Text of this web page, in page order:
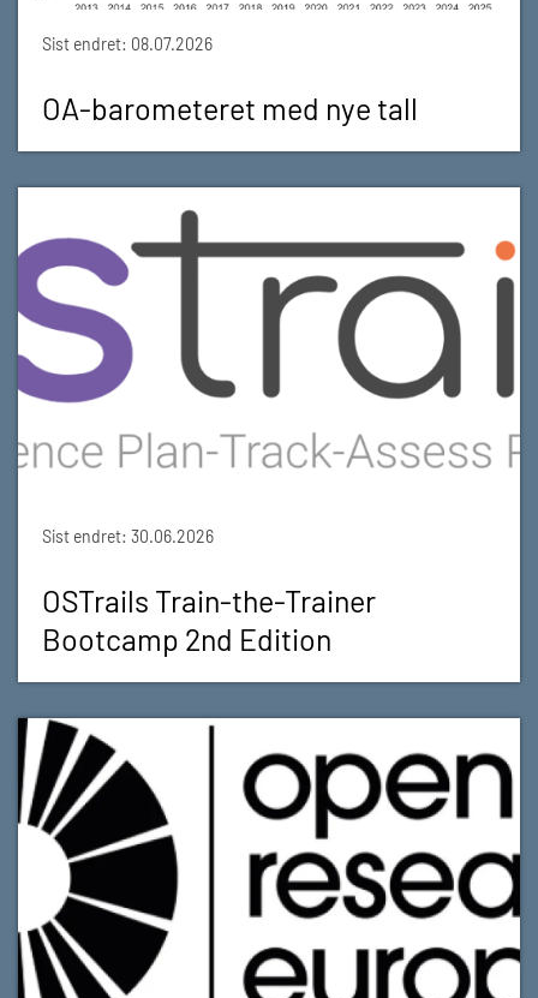
Sist endret: 08.07.2026
OA-barometeret med nye tall
Sist endret: 30.06.2026
OSTrails Train-the-Trainer
Bootcamp 2nd Edition